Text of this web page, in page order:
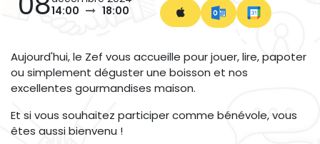
14:00
18:00
Aujourd'hui, le Zef vous accueille pour jouer, lire, papoter
ou simplement déguster une boisson et nos
excellentes gourmandises maison.
Et si vous souhaitez participer comme bénévole, vous
êtes aussi bienvenu !